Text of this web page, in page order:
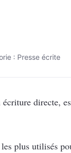
: Presse écrite
directe,
plus utilisés